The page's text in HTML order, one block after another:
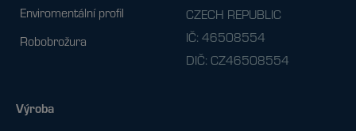
Enviromentální profil
Robobrožura
CZECH REPUBLIC
IČ: 46508554
DIČ: CZ46508554
Výroba